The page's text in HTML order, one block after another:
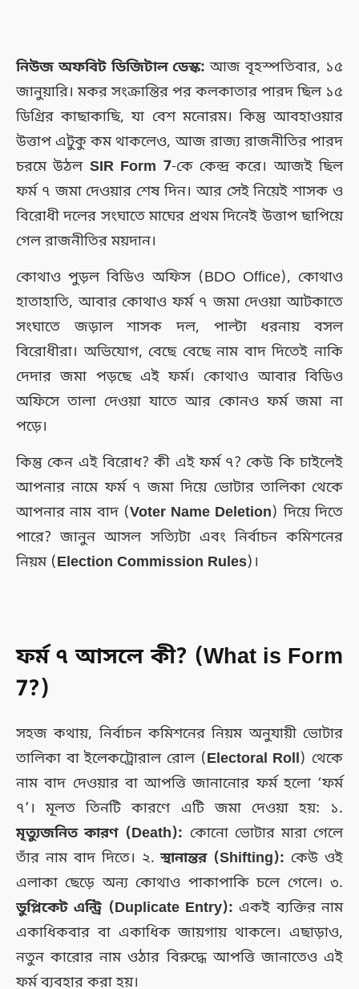
নিউজ অফবিট ডিজিটাল ডেস্ক: আজ বৃহস্পতিবার, ১৫
জানুয়ারি। মকর সংক্রান্তির পর কলকাতার পারদ ছিল ১৫
ডিগ্রির কাছাকাছি, যা বেশ মনোরম। কিন্তু আবহাওয়ার
উত্তাপ এটুকু কম থাকলেও, আজ রাজ্য রাজনীতির পারদ
চরমে উঠল SIR Form 7-কে কেন্দ্র করে। আজই ছিল
ফর্ম ৭ জমা দেওয়ার শেষ দিন। আর সেই নিয়েই শাসক ও
বিরোধী দলের সংঘাতে মাঘের প্রথম দিনেই উত্তাপ ছাপিয়ে
গেল রাজনীতির ময়দান।
কোথাও পুড়ল বিডিও অফিস (BDO Office), কোথাও
হাতাহাতি, আবার কোথাও ফর্ম ৭ জমা দেওয়া আটকাতে
সংঘাতে জড়াল শাসক দল, পাল্টা ধরনায় বসল
বিরোধীরা। অভিযোগ, বেছে বেছে নাম বাদ দিতেই নাকি
দেদার জমা পড়ছে এই ফর্ম। কোথাও আবার বিডিও
অফিসে তালা দেওয়া যাতে আর কোনও ফর্ম জমা না
পড়ে।
কিন্তু কেন এই বিরোধ? কী এই ফর্ম ৭? কেউ কি চাইলেই
আপনার নামে ফর্ম ৭ জমা দিয়ে ভোটার তালিকা থেকে
আপনার নাম বাদ (Voter Name Deletion) দিয়ে দিতে
পারে? জানুন আসল সত্যিটা এবং নির্বাচন কমিশনের
নিয়ম (Election Commission Rules)।
ফর্ম ৭ আসলে কী? (What is Form
7?)
সহজ কথায়, নির্বাচন কমিশনের নিয়ম অনুযায়ী ভোটার
তালিকা বা ইলেকট্রোরাল রোল (Electoral Roll) থেকে
নাম বাদ দেওয়ার বা আপত্তি জানানোর ফর্ম হলো ‘ফর্ম
৭’। মূলত তিনটি কারণে এটি জমা দেওয়া হয়: ১.
মৃত্যুজনিত কারণ (Death): কোনো ভোটার মারা গেলে
তাঁর নাম বাদ দিতে। ২.স্থানান্তর (Shifting): কেউ ওই
এলাকা ছেড়ে অন্য কোথাও পাকাপাকি চলে গেলে। ৩.
ডুপ্লিকেট এন্ট্রি (Duplicate Entry): একই ব্যক্তির নাম
একাধিকবার বা একাধিক জায়গায় থাকলে। এছাড়াও,
নতুন কারোর নাম ওঠার বিরুদ্ধে আপত্তি জানাতেও এই
ফর্ম ব্যবহার করা হয়।